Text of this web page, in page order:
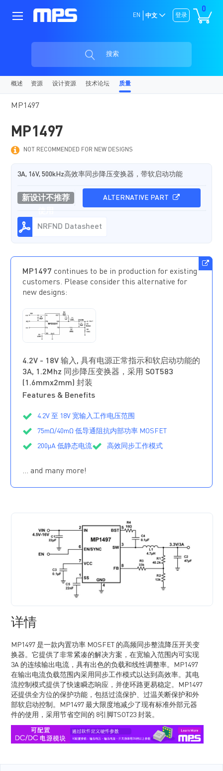
0
登录
EN 中文
搜索
概述 资源 设计资源 技术论坛 质量
MP1497
MP1497
NOT RECOMMENDED FOR NEW DESIGNS
3A, 16V, 500kHz高效率同步降压变换器，带软启动功能
新设计不推荐
使用
ALTERNATIVE PART
NRFND Datasheet
MP1497 continues to be in production for existing
customers. Please consider this alternative for
new designs:
4.2V - 18V 输入, 具有电源正常指示和软启动功能的
3A, 1.2Mhz 同步降压变换器，采用 SOT583
(1.6mmx2mm) 封装
Features & Benefits
4.2V 至 18V 宽输入工作电压范围
75mΩ/40mΩ 低导通阻抗内部功率 MOSFET
200µA 低静态电流 高效同步工作模式
大占空比下频率扩展
过温保护
采用 SOT583 (1.6mmx2.0mm) 封装
… and many more!
详情
MP1497 是一款内置功率 MOSFET 的高频同步整流降压开关变
换器。它提供了非常紧凑的解决方案，在宽输入范围内可实现
3A 的连续输出电流，具有出色的负载和线性调整率。MP1497
在输出电流负载范围内采用同步工作模式以达到高效率。其电
流控制模式提供了快速瞬态响应，并使环路更易稳定。MP1497
还提供全方位的保护功能，包括过流保护、过温关断保护和外
部软启动控制。MP1497 最大限度地减少了现有标准外部元器
件的使用，采用节省空间的 8引脚TSOT23 封装。